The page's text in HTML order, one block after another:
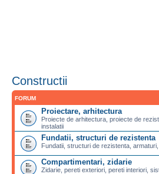
Constructii
FORUM
Proiectare, arhitectura
Proiecte de arhitectura, proiecte de
instalatii
Fundatii, structuri de rezistenta
Fundatii, structuri de rezistenta,
Compartimentari, zidarie
Zidarie, pereti exteriori, pereti interiori,